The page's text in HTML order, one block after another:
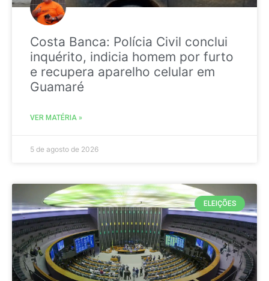
Costa Banca: Polícia Civil conclui
inquérito, indicia homem por furto
e recupera aparelho celular em
Guamaré
VER MATÉRIA »
5 de agosto de 2026
ELEIÇÕES